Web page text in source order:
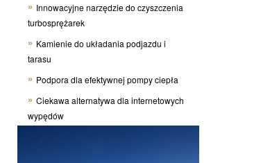
Innowacyjne narzędzie do czyszczenia
turbosprężarek
Kamienie do układania podjazdu i
tarasu
Podpora dla efektywnej pompy ciepła
Ciekawa alternatywa dla internetowych
wypędów